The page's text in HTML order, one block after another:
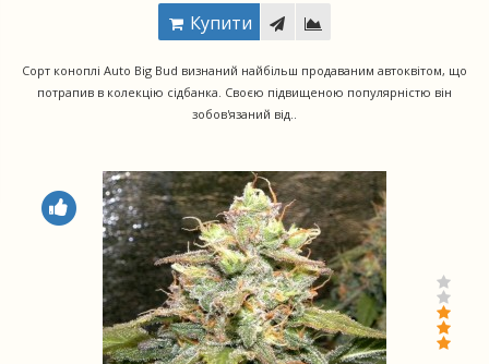
Купити
Сорт коноплі Auto Big Bud визнаний найбільш продаваним автоквітом, що
потрапив в колекцію сідбанка. Своєю підвищеною популярністю він
зобов'язаний від..